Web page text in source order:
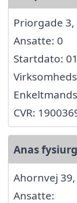
Priorgade 3,
Ansatte: 0
Startdato:
CVR:
Anas
Ahornvej
Ansatte: